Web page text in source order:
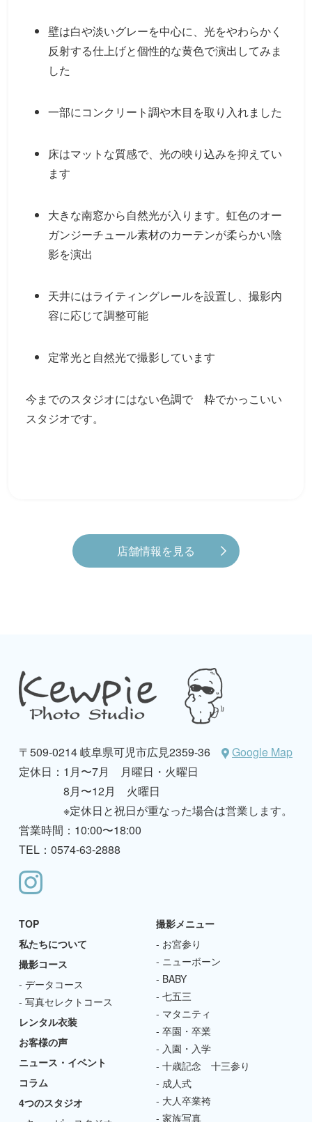
壁は白や淡いグレーを中心に、光をやわらかく
反射する仕上げと個性的な黄色で演出してみま
した
一部にコンクリート調や木目を取り入れました
床はマットな質感で、光の映り込みを抑えてい
ます
大きな南窓から自然光が入ります。虹色のオー
ガンジーチュール素材のカーテンが柔らかい陰
影を演出
天井にはライティングレールを設置し、撮影内
容に応じて調整可能
定常光と自然光で撮影しています
今までのスタジオにはない色調で 粋でかっこいい
スタジオです。
店舗情報を見る
〒509-0214 岐阜県可児市広見2359-36
Google Map
定休日： 1月〜7月 月曜日・火曜日
8月〜12月 火曜日
※定休日と祝日が重なった場合は営業します。
営業時間：10:00〜18:00
TEL：0574-63-2888
TOP
私たちについて
撮影コース
データコース
写真セレクトコース
レンタル衣装
お客様の声
ニュース・イベント
コラム
4つのスタジオ
撮影メニュー
お宮参り
ニューボーン
BABY
七五三
マタニティ
卒園・卒業
入園・入学
十歳記念 十三参り
成人式
大人卒業袴
家族写真